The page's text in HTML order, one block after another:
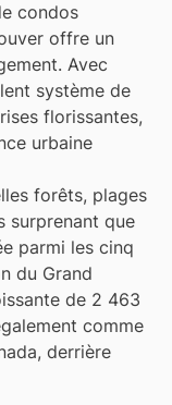
condos
offre un
Avec
système de
florissantes,
urbaine
forêts, plages
surprenant que
parmi les cinq
du Grand
de 2 463
comme
derrière